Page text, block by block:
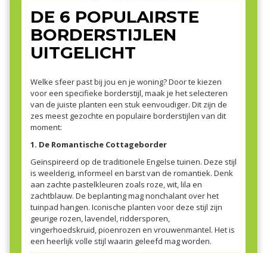
DE 6 POPULAIRSTE
BORDERSTIJLEN
UITGELICHT
Welke sfeer past bij jou en je woning? Door te kiezen
voor een specifieke borderstijl, maak je het selecteren
van de juiste planten een stuk eenvoudiger. Dit zijn de
zes meest gezochte en populaire borderstijlen van dit
moment:
1. De Romantische Cottageborder
Geïnspireerd op de traditionele Engelse tuinen. Deze stijl
is weelderig, informeel en barst van de romantiek. Denk
aan zachte pastelkleuren zoals roze, wit, lila en
zachtblauw. De beplanting mag nonchalant over het
tuinpad hangen. Iconische planten voor deze stijl zijn
geurige rozen, lavendel, riddersporen,
vingerhoedskruid, pioenrozen en vrouwenmantel. Het is
een heerlijk volle stijl waarin geleefd mag worden.